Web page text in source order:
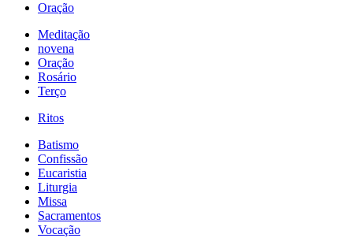
Oração
Meditação
novena
Oração
Rosário
Terço
Ritos
Batismo
Confissão
Eucaristia
Liturgia
Missa
Sacramentos
Vocação